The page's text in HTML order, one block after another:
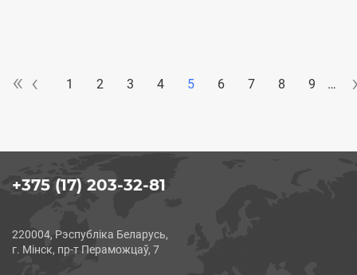
Pagination
« «‹ 1 2 3 4 5 6 7 8 9 …
+375 (17) 203-32-81
220004, Рэспубліка Беларусь,
г. Мінск, пр-т Пераможцаў, 7